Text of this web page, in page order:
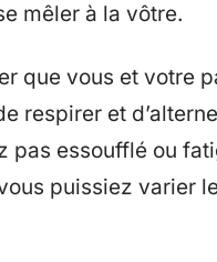
mêler à la vôtre.
que vous et votre
respirer et
essoufflé ou
puissiez varier